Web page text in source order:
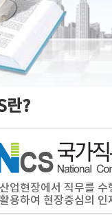
란?
산업현장에서 직무를
활용하여 현장중심의